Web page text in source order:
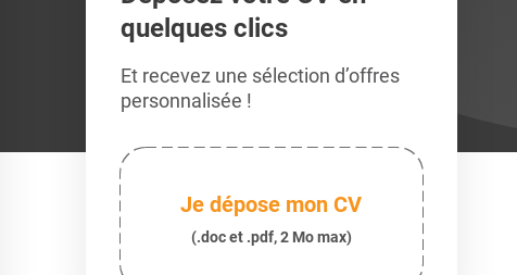
quelques clics
Et recevez une sélection d’offres
personnalisée !
Je dépose mon CV
(.doc et .pdf, 2 Mo max)